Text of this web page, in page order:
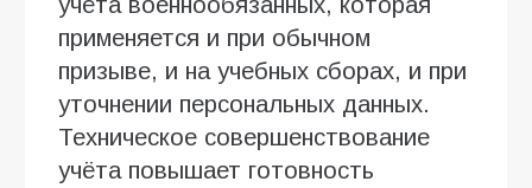
применяется и при обычном
призыве, и на учебных сборах, и при
уточнении персональных данных.
Техническое совершенствование
учёта повышает готовность